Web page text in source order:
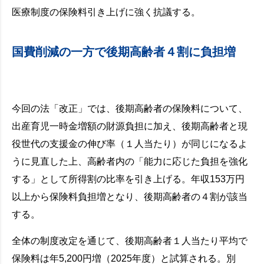
医療制度の保険料引き上げに強く抗議する。
国費削減の一方で後期高齢者４割に負担増
今回の法「改正」では、後期高齢者の保険料について、
出産育児一時金増額の財源負担に加え、後期高齢者と現
役世代の支援金の伸び率（１人当たり）が同じになるよ
うに見直した上、高齢者内の「能力に応じた負担を強化
する」として所得割の比率を引き上げる。年収153万円
以上から保険料負担増となり、後期高齢者の４割が該当
する。
全体の制度改定を通じて、後期高齢者１人当たり平均で
保険料は年5,200円増（2025年度）と試算される。別